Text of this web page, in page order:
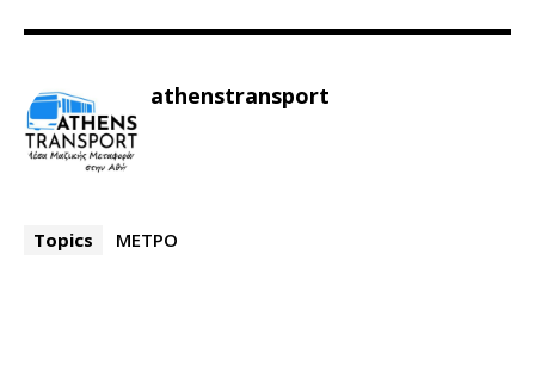
athenstransport
Topics ΜΕΤΡΟ